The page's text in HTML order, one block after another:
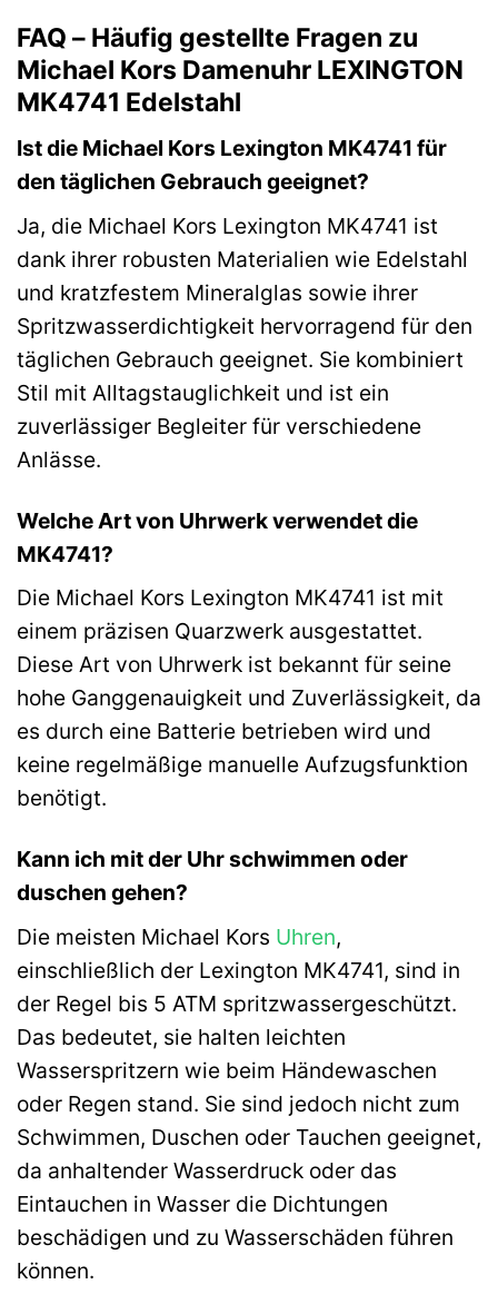
FAQ – Häufig gestellte Fragen zu
Michael Kors Damenuhr LEXINGTON
MK4741 Edelstahl
Ist die Michael Kors Lexington MK4741 für
den täglichen Gebrauch geeignet?
Ja, die Michael Kors Lexington MK4741 ist
dank ihrer robusten Materialien wie Edelstahl
und kratzfestem Mineralglas sowie ihrer
Spritzwasserdichtigkeit hervorragend für den
täglichen Gebrauch geeignet. Sie kombiniert
Stil mit Alltagstauglichkeit und ist ein
zuverlässiger Begleiter für verschiedene
Anlässe.
Welche Art von Uhrwerk verwendet die
MK4741?
Die Michael Kors Lexington MK4741 ist mit
einem präzisen Quarzwerk ausgestattet.
Diese Art von Uhrwerk ist bekannt für seine
hohe Ganggenauigkeit und Zuverlässigkeit, da
es durch eine Batterie betrieben wird und
keine regelmäßige manuelle Aufzugsfunktion
benötigt.
Kann ich mit der Uhr schwimmen oder
duschen gehen?
Die meisten Michael Kors Uhren,
einschließlich der Lexington MK4741, sind in
der Regel bis 5 ATM spritzwassergeschützt.
Das bedeutet, sie halten leichten
Wasserspritzern wie beim Händewaschen
oder Regen stand. Sie sind jedoch nicht zum
Schwimmen, Duschen oder Tauchen geeignet,
da anhaltender Wasserdruck oder das
Eintauchen in Wasser die Dichtungen
beschädigen und zu Wasserschäden führen
können.